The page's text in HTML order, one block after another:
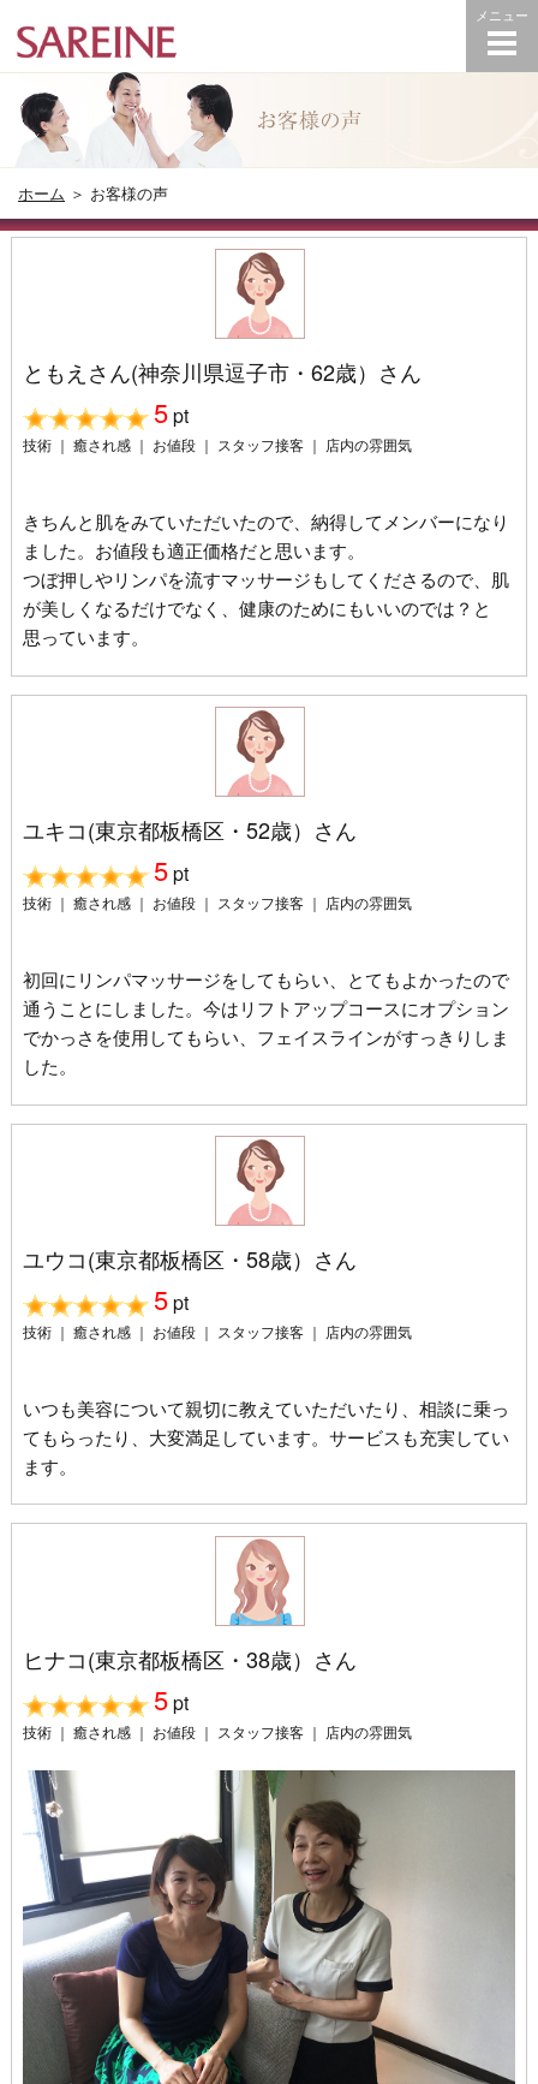
ホーム ＞ お客様の声
ともえさん(神奈川県逗子市・62歳）さん
5pt
技術 ｜ 癒され感 ｜ お値段 ｜ スタッフ接客 ｜ 店内の雰囲気
きちんと肌をみていただいたので、納得してメンバーになり
ました。お値段も適正価格だと思います。
つぼ押しやリンパを流すマッサージもしてくださるので、肌
が美しくなるだけでなく、健康のためにもいいのでは？と
思っています。
ユキコ(東京都板橋区・52歳）さん
5pt
技術 ｜ 癒され感 ｜ お値段 ｜ スタッフ接客 ｜ 店内の雰囲気
初回にリンパマッサージをしてもらい、とてもよかったので
通うことにしました。今はリフトアップコースにオプション
でかっさを使用してもらい、フェイスラインがすっきりしま
した。
ユウコ(東京都板橋区・58歳）さん
5pt
技術 ｜ 癒され感 ｜ お値段 ｜ スタッフ接客 ｜ 店内の雰囲気
いつも美容について親切に教えていただいたり、相談に乗っ
てもらったり、大変満足しています。サービスも充実してい
ます。
ヒナコ(東京都板橋区・38歳）さん
5pt
技術 ｜ 癒され感 ｜ お値段 ｜ スタッフ接客 ｜ 店内の雰囲気